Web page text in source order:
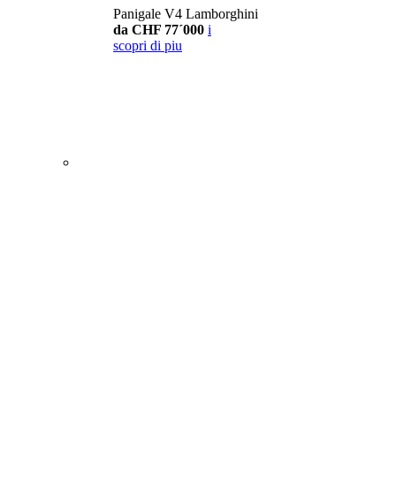
Panigale V4 Lamborghini
da CHF 77´000 i
scopri di piu